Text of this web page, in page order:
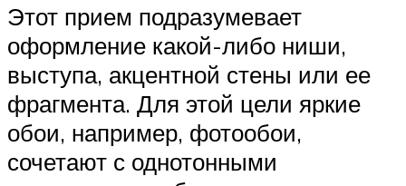
Этот прием подразумевает
оформление какой-либо ниши,
выступа, акцентной стены или ее
фрагмента. Для этой цели яркие
обои, например, фотообои,
сочетают с однотонными